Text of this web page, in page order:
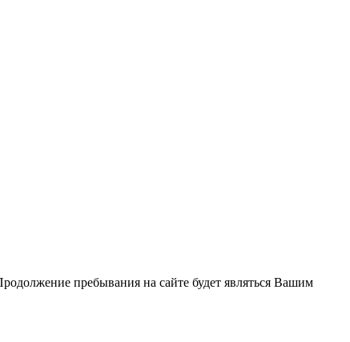
пребывания на сайте будет являться Вашим